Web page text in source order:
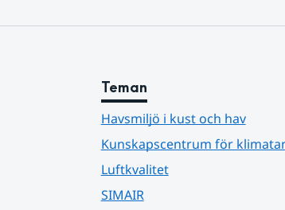
Teman
Havsmiljö i kust och hav
Kunskapscentrum för
Luftkvalitet
SIMAIR